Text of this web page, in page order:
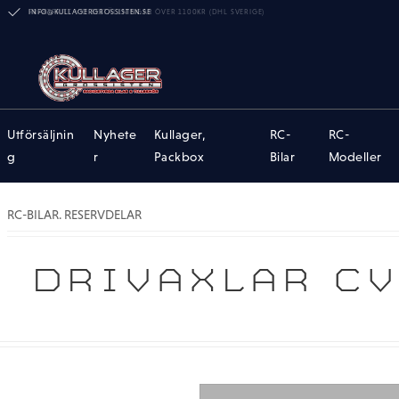
INFO@KULLAGERGROSSISTEN.SE
Utförsäljnin
g
Nyhete
r
Kullager,
Packbox
RC-
Bilar
RC-
Modeller
RC-BILAR. RESERVDELAR
DRIVAXLAR